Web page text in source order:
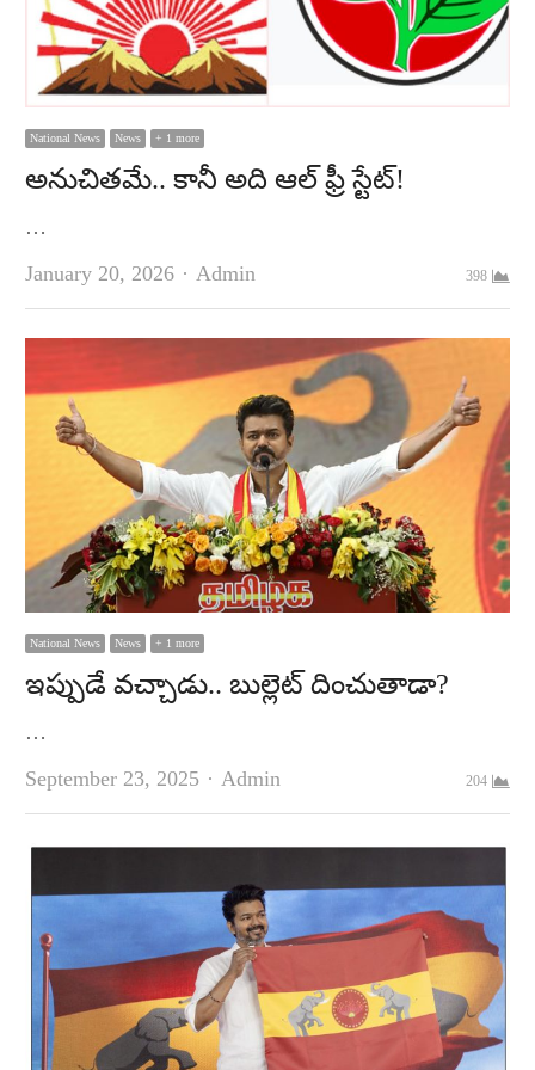
National News News + 1 more
అనుచితమే.. కానీ అది ఆల్‌ ఫ్రీ స్టేట్‌!
…
January 20, 2026
Author
Admin 398
National News News + 1 more
ఇప్పుడే వచ్చాడు.. బుల్లెట్‌ దించుతాడా?
…
September 23, 2025
Author
Admin 204